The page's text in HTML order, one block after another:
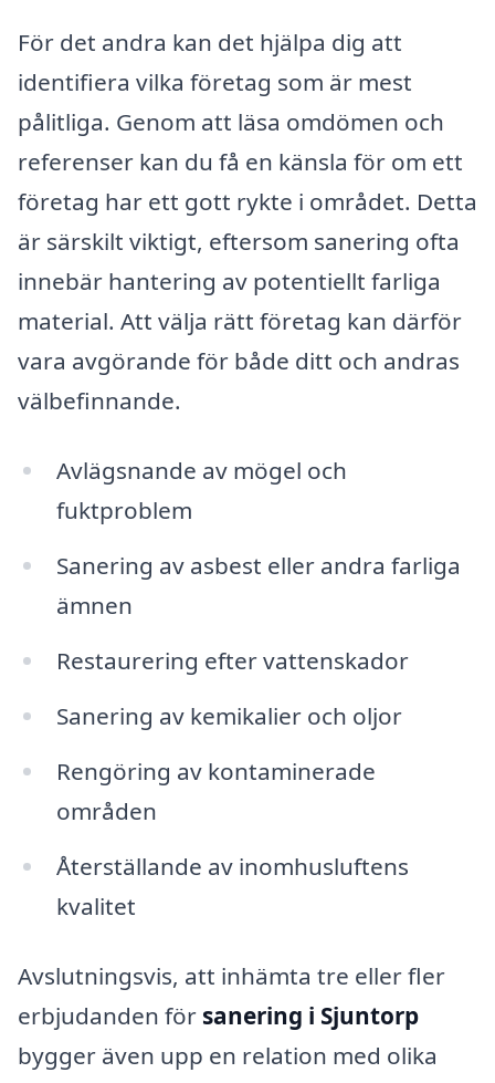
För det andra kan det hjälpa dig att
identifiera vilka företag som är mest
pålitliga. Genom att läsa omdömen och
referenser kan du få en känsla för om ett
företag har ett gott rykte i området. Detta
är särskilt viktigt, eftersom sanering ofta
innebär hantering av potentiellt farliga
material. Att välja rätt företag kan därför
vara avgörande för både ditt och andras
välbefinnande.
Avlägsnande av mögel och
fuktproblem
Sanering av asbest eller andra farliga
ämnen
Restaurering efter vattenskador
Sanering av kemikalier och oljor
Rengöring av kontaminerade
områden
Återställande av inomhusluftens
kvalitet
Avslutningsvis, att inhämta tre eller fler
erbjudanden för sanering i Sjuntorp
bygger även upp en relation med olika